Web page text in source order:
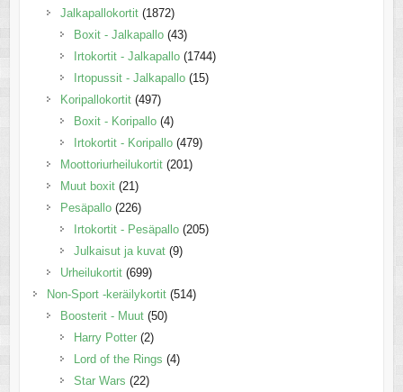
Jalkapallokortit (1872)
Boxit - Jalkapallo (43)
Irtokortit - Jalkapallo (1744)
Irtopussit - Jalkapallo (15)
Koripallokortit (497)
Boxit - Koripallo (4)
Irtokortit - Koripallo (479)
Moottoriurheilukortit (201)
Muut boxit (21)
Pesäpallo (226)
Irtokortit - Pesäpallo (205)
Julkaisut ja kuvat (9)
Urheilukortit (699)
Non-Sport -keräilykortit (514)
Boosterit - Muut (50)
Harry Potter (2)
Lord of the Rings (4)
Star Wars (22)